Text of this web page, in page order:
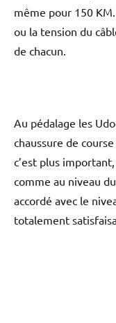
même pour 150
ou la tension du
de chacun.
Au pédalage les
chaussure de
c’est plus
comme au niveau
accordé avec le
totalement